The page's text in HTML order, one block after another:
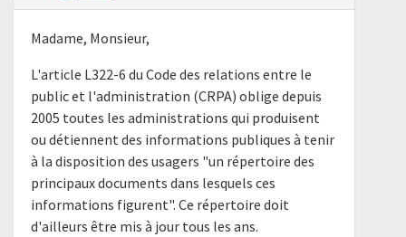
Madame, Monsieur,
L'article L322-6 du Code des relations entre le
public et l'administration (CRPA) oblige depuis
2005 toutes les administrations qui produisent
ou détiennent des informations publiques à tenir
à la disposition des usagers "un répertoire des
principaux documents dans lesquels ces
informations figurent". Ce répertoire doit
d'ailleurs être mis à jour tous les ans.